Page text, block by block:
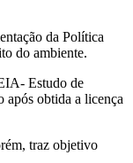
da Política
do ambiente.
Estudo de
obtida a licença
traz objetivo